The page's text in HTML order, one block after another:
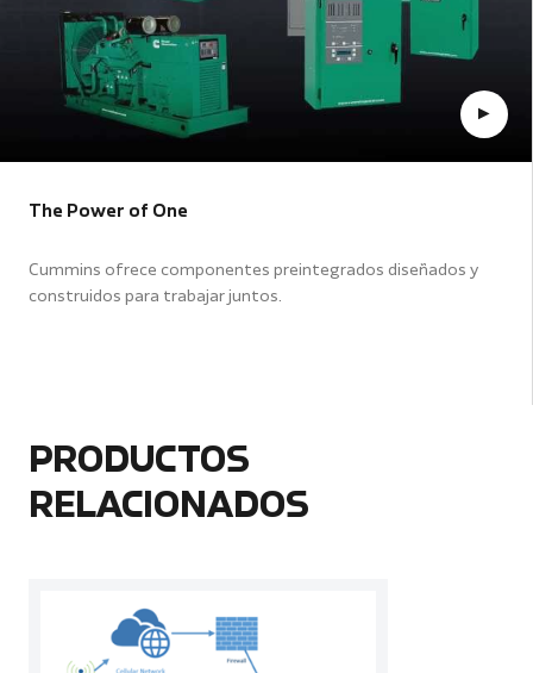
The Power of One
Cummins ofrece componentes preintegrados diseñados y
construidos para trabajar juntos.
PRODUCTOS
RELACIONADOS